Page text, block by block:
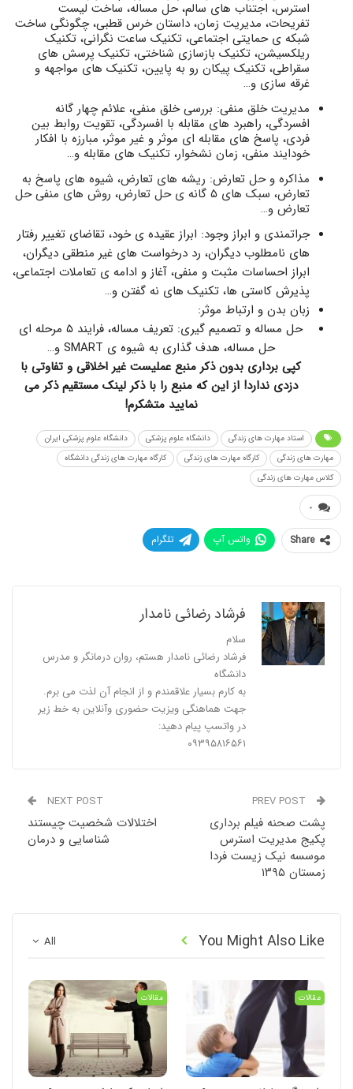
استرس، اجتناب های سالم، حل مساله، ساخت لیست
تفریحات، مدیریت زمان، داستان خرس قطبی، چگونگی ساخت
شبکه ی حمایتی اجتماعی، تکنیک ساعت نگرانی، تکنیک
ریلکسیشن، تکنیک بازسازی شناختی، تکنیک پرسش های
سقراطی، تکنیک پیکان رو به پایین، تکنیک های مواجهه و
غرقه سازی و…
مدیریت خلق منفی: بررسی خلق منفی، علائم چهار گانه
افسردگی، راهبرد های مقابله با افسردگی، تقویت روابط بین
فردی، پاسخ های مقابله ای موثر و غیر موثر، مبارزه با افکار
خودایند منفی، زمان نشخوار، تکنیک های مقابله و…
مذاکره و حل تعارض: ریشه های تعارض، شیوه های پاسخ به
تعارض، سبک های ۵ گانه ی حل تعارض، روش های منفی حل
تعارض و…
جراتمندی و ابراز وجود: ابراز عقیده ی خود، تقاضای تغییر رفتار
های نامطلوب دیگران، رد درخواست های غیر منطقی دیگران،
ابراز احساسات مثبت و منفی، آغاز و ادامه ی تعاملات اجتماعی،
پذیرش کاستی ها، تکنیک های نه گفتن و…
زبان بدن و ارتباط موثر:
حل مساله و تصمیم گیری: تعریف مساله، فرایند ۵ مرحله ای
حل مساله، هدف گذاری به شیوه ی SMART و…
کپی برداری بدون ذکر منبع عملیست غیر اخلاقی و تفاوتی با
دزدی ندارد! از این که منبع را با ذکر لینک مستقیم ذکر می
نمایید متشکرم!
استاد مهارت های زندگی دانشگاه علوم پزشکی
دانشگاه علوم پزشکی ایران
مهارت های زندگی
کارگاه مهارت های زندگی
کارگاه مهارت های زندگی دانشگاه
کلاس مهارت های زندگی
۰
Share واتس آپ تلگرام
فرشاد رضائی نامدار
سلام
فرشاد رضائی نامدار هستم، روان درمانگر و مدرس
دانشگاه
به کارم بسیار علاقمندم و از انجام آن لذت می برم.
جهت هماهنگی ویزیت حضوری وآنلاین به خط زیر
در واتسپ پیام دهید:
۰۹۳۹۵۸۱۶۵۶۱
پشت صحنه فیلم برداری
پکیج مدیریت استرس
موسسه نیک زیست فردا
زمستان ۱۳۹۵
NEXT POST
اختلالات شخصیت چیستند
شناسایی و درمان
All You Might Also Like
مقالات مقالات